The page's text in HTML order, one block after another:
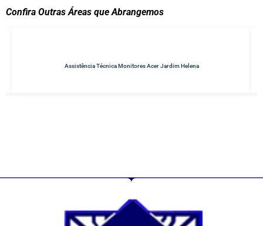
Confira Outras Áreas que Abrangemos
Conserto de No-breaks Parque do Carmo